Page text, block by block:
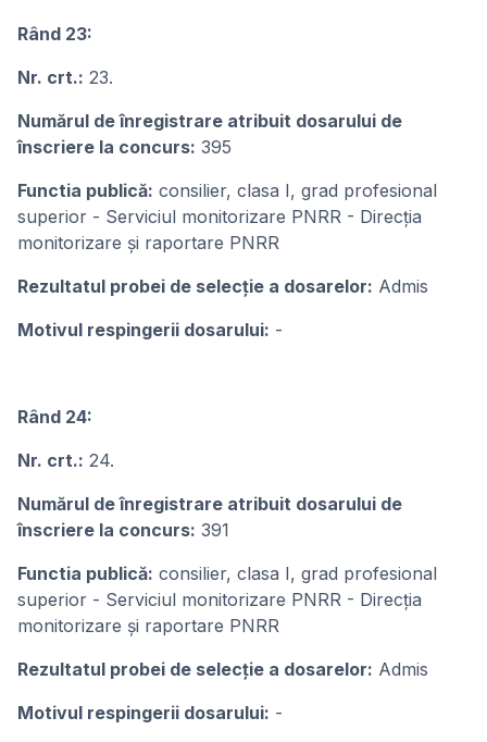
Rând 23:
Nr. crt.: 23.
Numărul de înregistrare atribuit dosarului de
înscriere la concurs: 395
Functia publică: consilier, clasa I, grad profesional
superior - Serviciul monitorizare PNRR - Direcția
monitorizare și raportare PNRR
Rezultatul probei de selecție a dosarelor: Admis
Motivul respingerii dosarului: -
Rând 24:
Nr. crt.: 24.
Numărul de înregistrare atribuit dosarului de
înscriere la concurs: 391
Functia publică: consilier, clasa I, grad profesional
superior - Serviciul monitorizare PNRR - Direcția
monitorizare și raportare PNRR
Rezultatul probei de selecție a dosarelor: Admis
Motivul respingerii dosarului: -